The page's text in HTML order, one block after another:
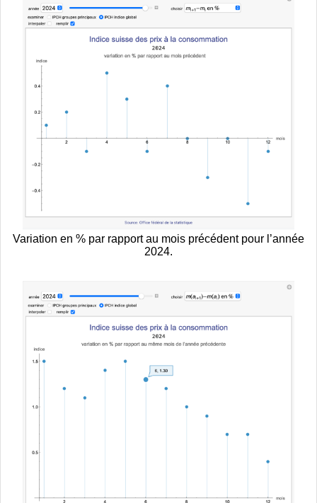
Variation en % par rapport au mois précédent pour l’année
2024.